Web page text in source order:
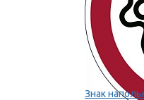
Знак